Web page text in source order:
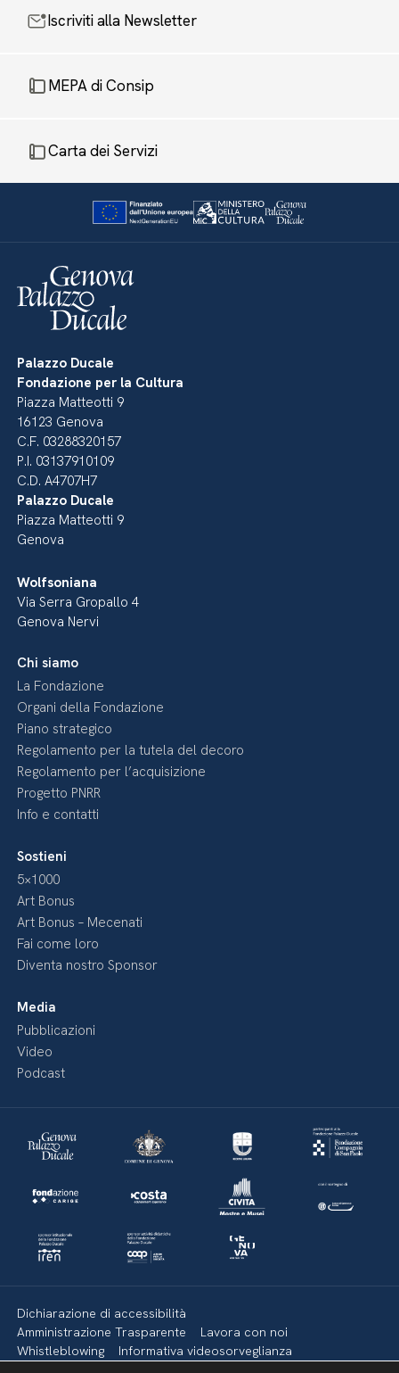
Iscriviti alla Newsletter
MEPA di Consip
Carta dei Servizi
Palazzo Ducale
Fondazione per la Cultura
Piazza Matteotti 9
16123 Genova
C.F. 03288320157
P.I. 03137910109
C.D. A4707H7
Palazzo Ducale
Piazza Matteotti 9
Genova
Wolfsoniana
Via Serra Gropallo 4
Genova Nervi
Chi siamo
La Fondazione
Organi della Fondazione
Piano strategico
Regolamento per la tutela del decoro
Regolamento per l’acquisizione
Progetto PNRR
Info e contatti
Sostieni
5×1000
Art Bonus
Art Bonus – Mecenati
Fai come loro
Diventa nostro Sponsor
Media
Pubblicazioni
Video
Podcast
Dichiarazione di accessibilità
Amministrazione Trasparente
Lavora con noi
Whistleblowing
Informativa videosorveglianza